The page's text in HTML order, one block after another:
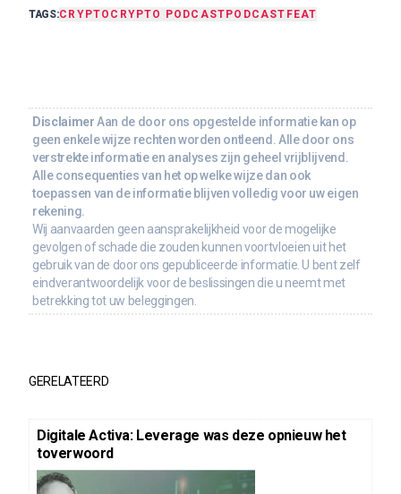
TAGS:CRYPTO CRYPTO PODCAST PODCAST FEAT
Disclaimer Aan de door ons opgestelde informatie kan op
geen enkele wijze rechten worden ontleend. Alle door ons
verstrekte informatie en analyses zijn geheel vrijblijvend.
Alle consequenties van het op welke wijze dan ook
toepassen van de informatie blijven volledig voor uw eigen
rekening.
Wij aanvaarden geen aansprakelijkheid voor de mogelijke
gevolgen of schade die zouden kunnen voortvloeien uit het
gebruik van de door ons gepubliceerde informatie. U bent zelf
eindverantwoordelijk voor de beslissingen die u neemt met
betrekking tot uw beleggingen.
GERELATEERD
Digitale Activa: Leverage was deze opnieuw het
toverwoord